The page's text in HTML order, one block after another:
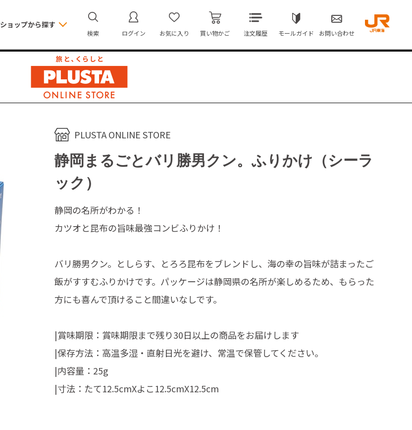
ショップから探す
検索 ログイン お気に入り 買い物かご 注文履歴 モールガイド お問い合わせ
PLUSTA ONLINE STORE
静岡まるごとバリ勝男クン。ふりかけ（シーラ
ック）
静岡の名所がわかる！
カツオと昆布の旨味最強コンビふりかけ！
バリ勝男クン。としらす、とろろ昆布をブレンドし、海の幸の旨味が詰まったご
飯がすすむふりかけです。パッケージは静岡県の名所が楽しめるため、もらった
方にも喜んで頂けること間違いなしです。
|賞味期限：賞味期限まで残り30日以上の商品をお届けします
|保存方法：高温多湿・直射日光を避け、常温で保管してください。
|内容量：25g
|寸法：たて12.5cmXよこ12.5cmX12.5cm